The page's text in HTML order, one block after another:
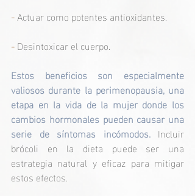
- Actuar como potentes antioxidantes.
- Desintoxicar el cuerpo.
Estos beneficios son especialmente
valiosos durante la perimenopausia, una
etapa en la vida de la mujer donde los
cambios hormonales pueden causar una
serie de síntomas incómodos. Incluir
brócoli en la dieta puede ser una
estrategia natural y eficaz para mitigar
estos efectos.